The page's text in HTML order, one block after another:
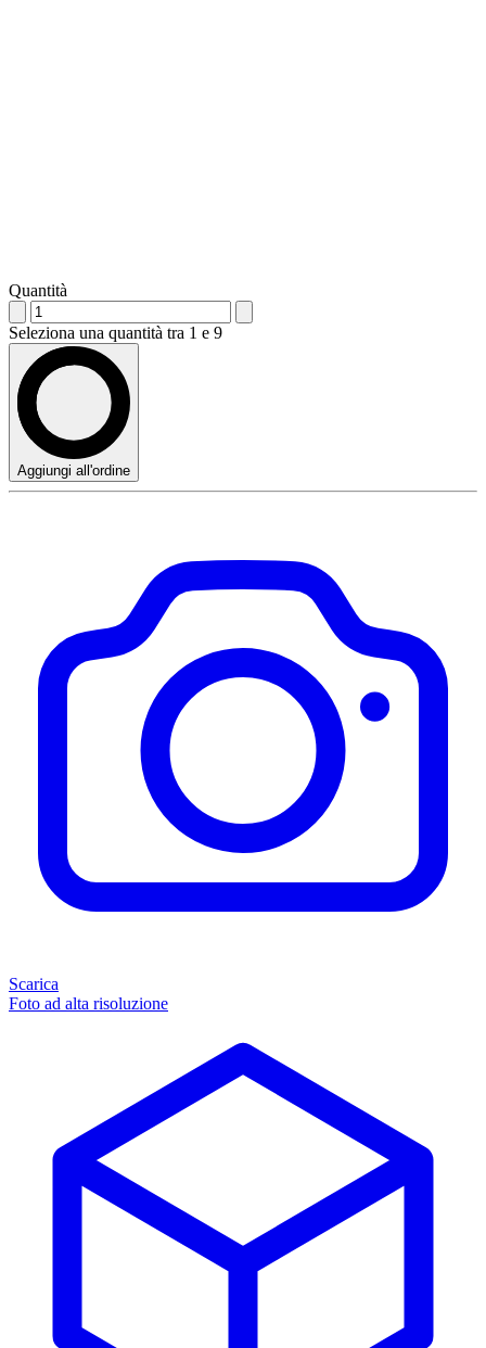
Quantità
Seleziona una quantità tra 1 e 9
Aggiungi all'ordine
Scarica
Foto ad alta risoluzione